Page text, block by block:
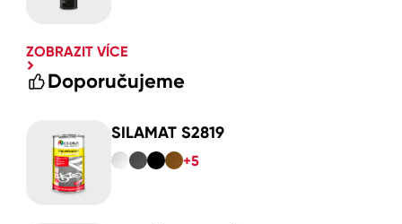
ZOBRAZIT VÍCE
Doporučujeme
SILAMAT S2819
+5